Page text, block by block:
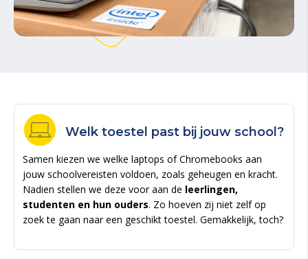
Welk toestel past bij jouw school?
Samen kiezen we welke laptops of Chromebooks aan
jouw schoolvereisten voldoen, zoals geheugen en kracht.
Nadien stellen we deze voor aan de leerlingen,
studenten en hun ouders. Zo hoeven zij niet zelf op
zoek te gaan naar een geschikt toestel. Gemakkelijk, toch?